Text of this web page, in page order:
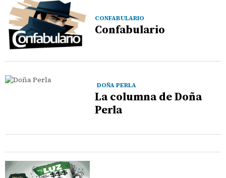
CONFABULARIO
Confabulario
DOÑA PERLA
La columna de Doña
Perla